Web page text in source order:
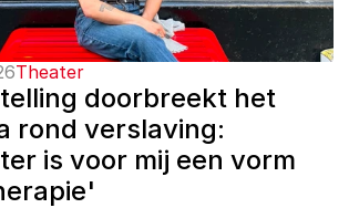
Theater
doorbreekt het
rond verslaving:
is voor mij een vorm